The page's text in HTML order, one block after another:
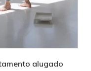
alugado